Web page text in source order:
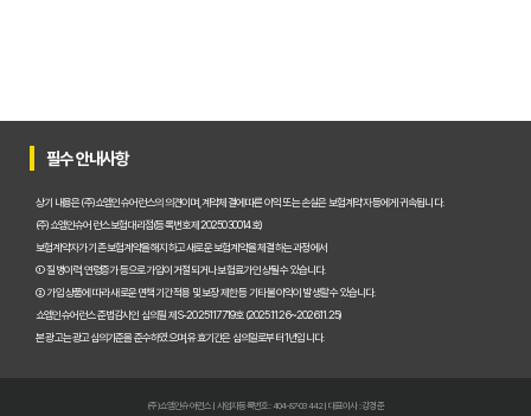
필수 안내사항
상기 내용은 (주)쇼엠인슈어런스의 의견이며, 계약체결에 따른 이익 또는 손실은 보험계약자 등에게 귀속됩니다.
(주)쇼엠인슈어런스 보험대리점(등록번호 제2025030014호)
보험계약자가 기존 보험계약을 해지하고 새로운 보험계약을 체결하는 과정에서
① 질병이력, 연령증가 등으로 가입이 거절되거나 보험료가 인상될 수 있습니다.
② 가입 상품에 따라 새로운 면책기간 적용 및 보장 제한 등 기타 불이익이 발생할 수 있습니다.
쇼엠인슈어런스 준법감시인 심의필 제S-2025117719호 (2025.11.26~2026.11.25)
본 광고는 광고심의기준을 준수하였으며, 유효기간은 심의일로부터 1년입니다.
(주)쇼엠인슈어런스 | 사업자등록번호 : 404-87-03442 | 대표이사 : 강경준